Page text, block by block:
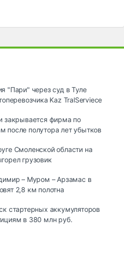
"Пари" через суд в Туле
Kaz TralServiece
закрывается фирма по
после полутора лет убытков
Смоленской области на
грузовик
– Муром – Арзамас в
2,8 км полотна
стартерных аккумуляторов
в 380 млн руб.